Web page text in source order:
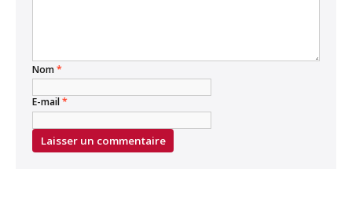
Nom*
E-mail*